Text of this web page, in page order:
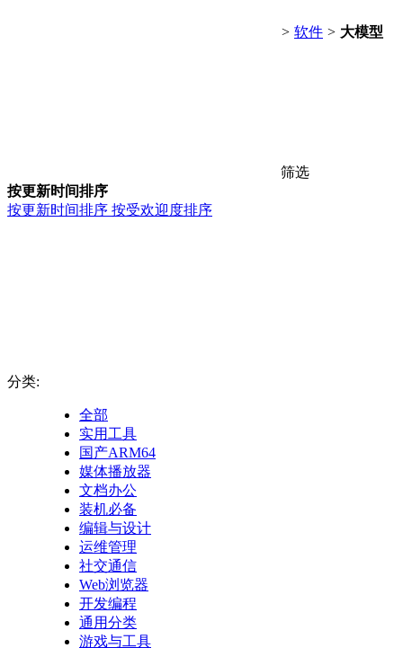
> 软件 > 大模型
筛选
按更新时间排序
按更新时间排序 按受欢迎度排序
分类:
全部
实用工具
国产ARM64
媒体播放器
文档办公
装机必备
编辑与设计
运维管理
社交通信
Web浏览器
开发编程
通用分类
游戏与工具